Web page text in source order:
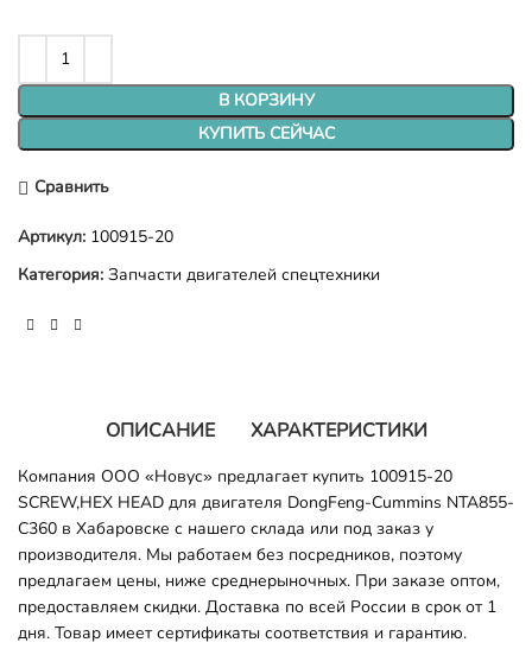
В КОРЗИНУ
КУПИТЬ СЕЙЧАС
Сравнить
Артикул: 100915-20
Категория: Запчасти двигателей спецтехники
ОПИСАНИЕ ХАРАКТЕРИСТИКИ
Компания ООО «Новус» предлагает купить 100915-20
SCREW,HEX HEAD для двигателя DongFeng-Cummins NTA855-
C360 в Хабаровске с нашего склада или под заказ у
производителя. Мы работаем без посредников, поэтому
предлагаем цены, ниже среднерыночных. При заказе оптом,
предоставляем скидки. Доставка по всей России в срок от 1
дня. Товар имеет сертификаты соответствия и гарантию.